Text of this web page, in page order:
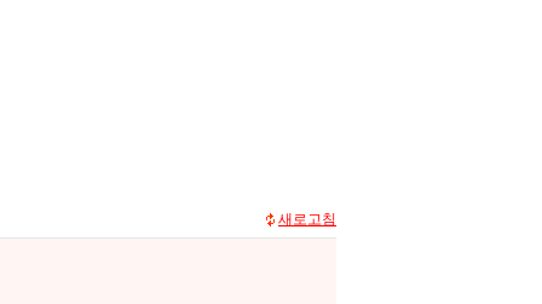
새로고침